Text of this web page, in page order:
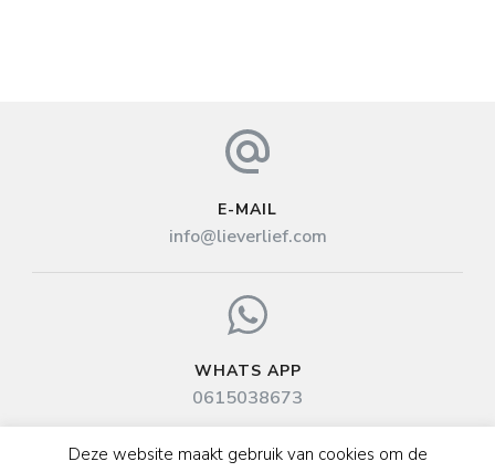
E-MAIL
info@lieverlief.com
WHATS APP
0615038673
Deze website maakt gebruik van cookies om de